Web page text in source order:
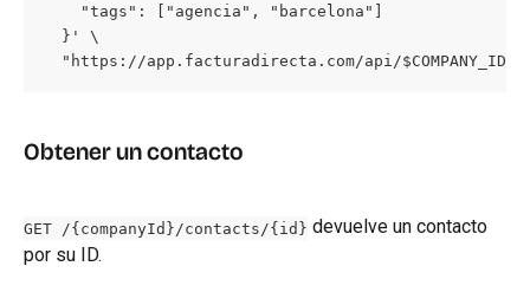
    "tags": ["agencia", "barcelona"]
  }' \
"https://app.facturadirecta.com/api/$COMPANY_ID/
Obtener un contacto
GET /{companyId}/contacts/{id} devuelve un contacto
por su ID.